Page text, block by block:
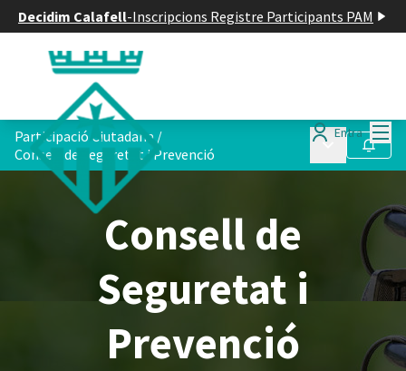
Decidim Calafell-Inscripcions Registre Participants PAM
Entra
Participació Ciutadana /
Consell de Seguretat i Prevenció
Menú Seguir
Consell de
Seguretat i
Prevenció